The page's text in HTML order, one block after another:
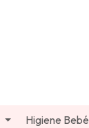
Higiene Bebé